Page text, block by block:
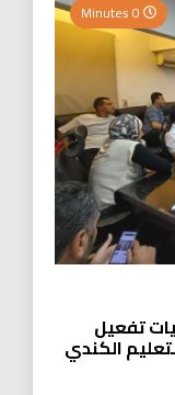
تفعيل
الكندي